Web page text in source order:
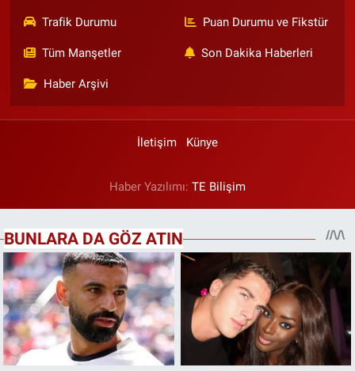
Trafik Durumu Puan Durumu ve Fikstür
Tüm Manşetler Son Dakika Haberleri
Haber Arşivi
İletişim Künye
Haber Yazılımı: TE Bilişim